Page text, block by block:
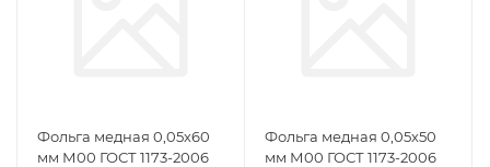
Фольга медная 0,05х60
мм М00 ГОСТ 1173-2006
Фольга медная 0,05х50
мм М00 ГОСТ 1173-2006